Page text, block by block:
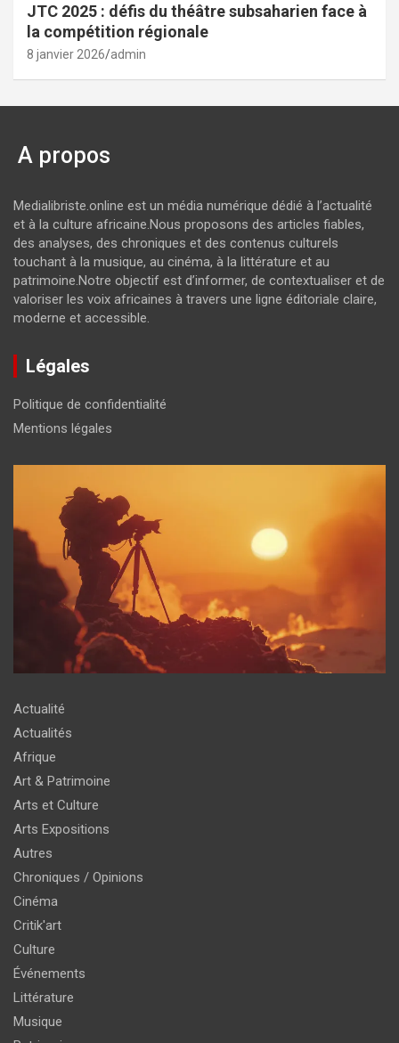
JTC 2025 : défis du théâtre subsaharien face à
la compétition régionale
8 janvier 2026 admin
A propos
Medialibriste.online est un média numérique dédié à l’actualité
et à la culture africaine.Nous proposons des articles fiables,
des analyses, des chroniques et des contenus culturels
touchant à la musique, au cinéma, à la littérature et au
patrimoine.Notre objectif est d’informer, de contextualiser et de
valoriser les voix africaines à travers une ligne éditoriale claire,
moderne et accessible.
Légales
Politique de confidentialité
Mentions légales
Actualité
Actualités
Afrique
Art & Patrimoine
Arts et Culture
Arts Expositions
Autres
Chroniques / Opinions
Cinéma
Critik'art
Culture
Événements
Littérature
Musique